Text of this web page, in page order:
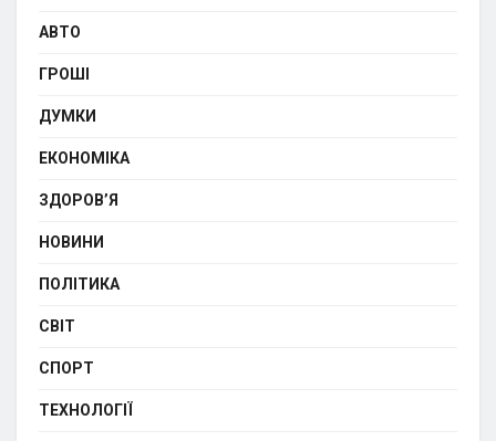
АВТО
ГРОШІ
ДУМКИ
ЕКОНОМІКА
ЗДОРОВ’Я
НОВИНИ
ПОЛІТИКА
СВІТ
СПОРТ
ТЕХНОЛОГІЇ